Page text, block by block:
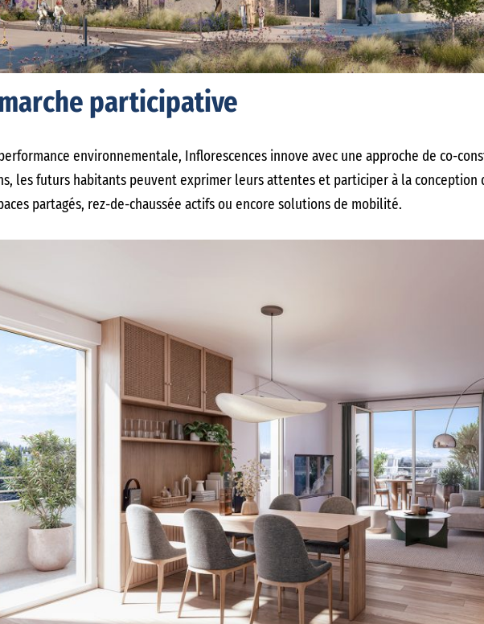
participative
environnementale, Inflorescences innove avec une approche de co-
les futurs habitants peuvent exprimer leurs attentes et participer à la conception
partagés, rez-de-chaussée actifs ou encore solutions de mobilité.